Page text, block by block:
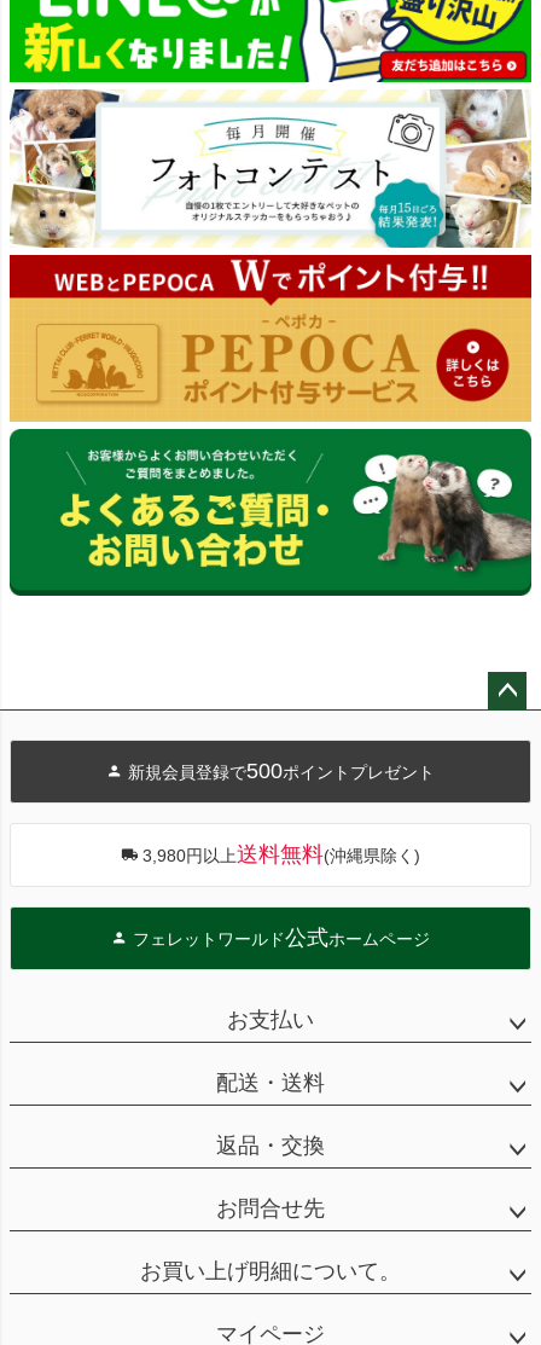
へ
新規会員登録で500ポイントプレゼント
3,980円以上送料無料(沖縄県除く)
フェレットワールド公式ホームページ
お支払い
配送・送料
返品・交換
お問合せ先
お買い上げ明細について。
マイページ